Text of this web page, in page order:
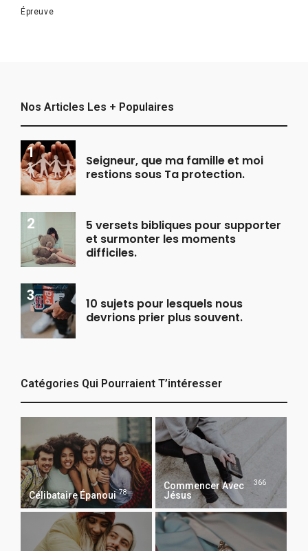
Épreuve
Nos Articles Les + Populaires
Seigneur, que ma famille et moi
restions sous Ta protection.
5 versets bibliques pour supporter
et surmonter les moments
difficiles.
10 sujets pour lesquels nous
devrions prier plus souvent.
Catégories Qui Pourraient T’intéresser
Célibataire Épanoui 78
Commencer Avec
Jésus
366